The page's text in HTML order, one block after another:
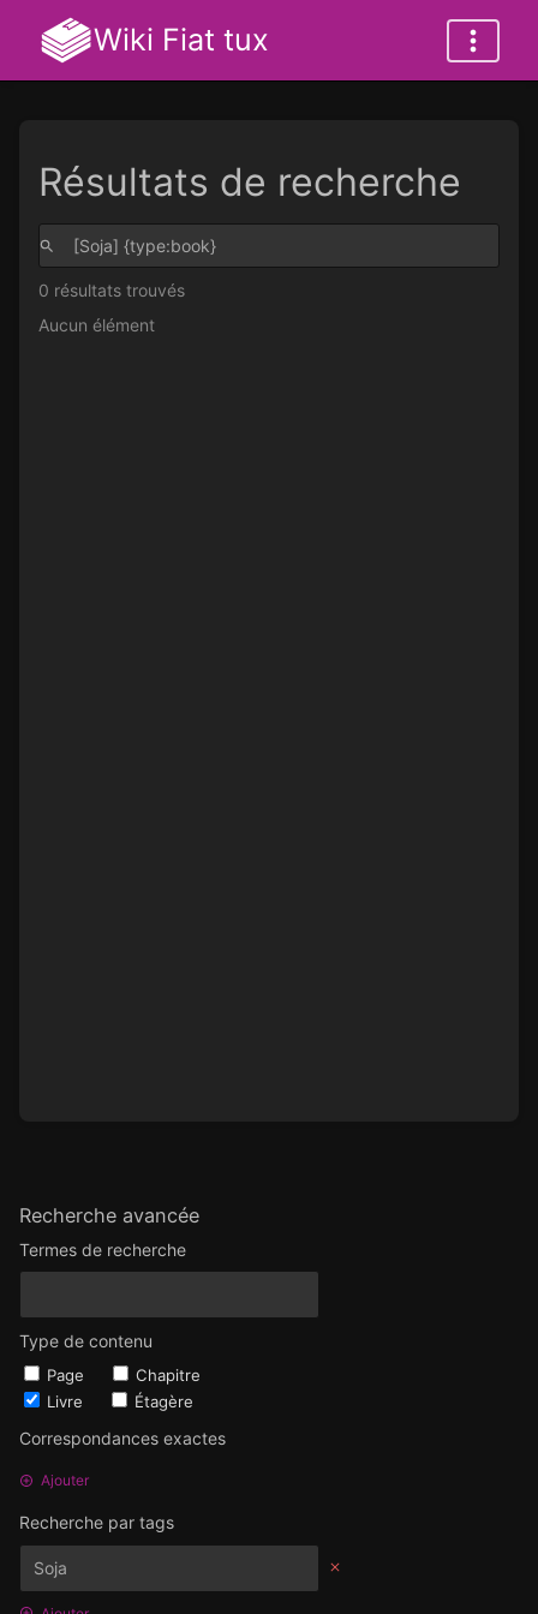
Wiki Fiat tux
Recherche avancée
Termes de recherche
Type de contenu
Page
Chapitre
Livre
Étagère
Correspondances exactes
Ajouter
Recherche par tags
Résultats de recherche
0 résultats trouvés
Aucun élément